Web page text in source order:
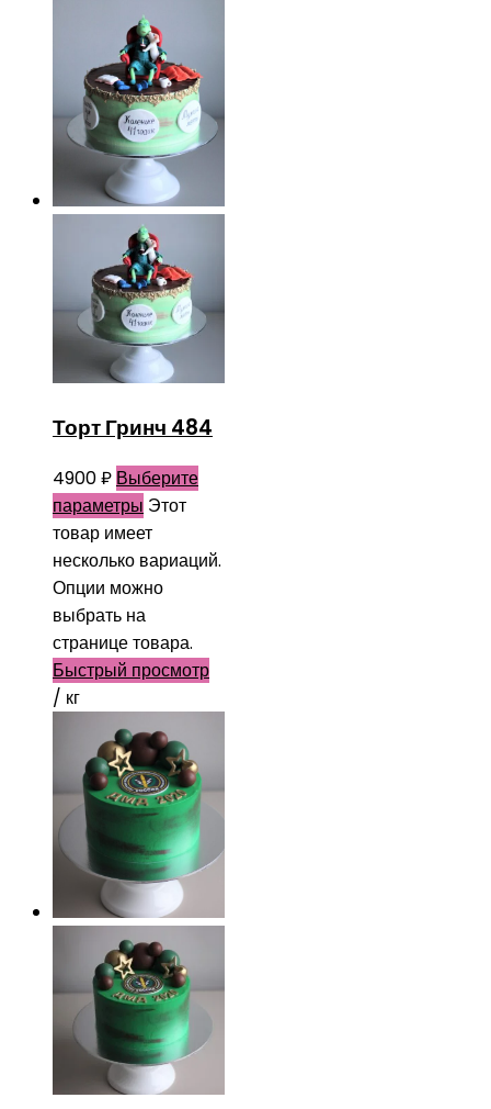
Торт Гринч 484
4900₽ Выберите
параметры Этот
товар имеет
несколько вариаций.
Опции можно
выбрать на
странице товара.
Быстрый просмотр
/ кг